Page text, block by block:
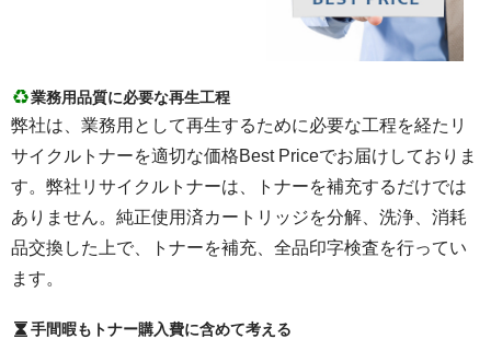
業務用品質に必要な再生工程
弊社は、業務用として再生するために必要な工程を経たリ
サイクルトナーを適切な価格Best Priceでお届けしておりま
す。弊社リサイクルトナーは、トナーを補充するだけでは
ありません。純正使用済カートリッジを分解、洗浄、消耗
品交換した上で、トナーを補充、全品印字検査を行ってい
ます。
手間暇もトナー購入費に含めて考える